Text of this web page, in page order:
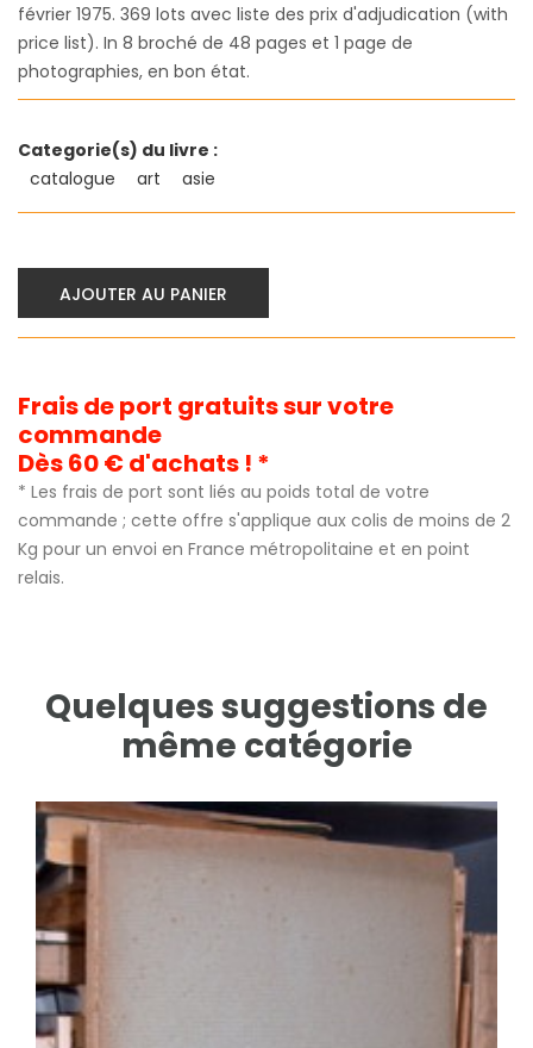
février 1975. 369 lots avec liste des prix d'adjudication (with
price list). In 8 broché de 48 pages et 1 page de
photographies, en bon état.
Categorie(s) du livre :
catalogue
art asie
AJOUTER AU PANIER
Frais de port gratuits sur votre
commande
Dès 60 € d'achats ! *
* Les frais de port sont liés au poids total de votre
commande ; cette offre s'applique aux colis de moins de 2
Kg pour un envoi en France métropolitaine et en point
relais.
Quelques suggestions de
même catégorie